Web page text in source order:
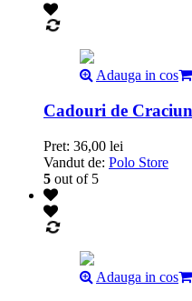
Adauga in cos
Cadouri de
Pret: 36,00 lei
Vandut de: Polo Store
5 out of 5
Adauga in cos